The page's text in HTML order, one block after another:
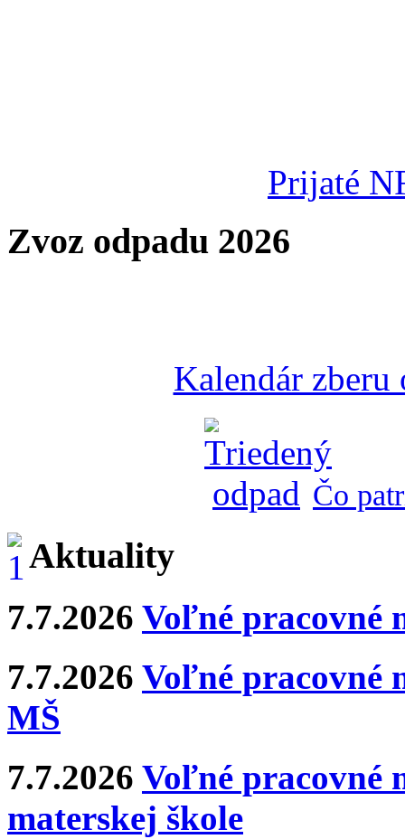
Prijaté
Zvoz odpadu 2026
Kalendár zberu
Čo
Aktuality
7.7.2026 Voľné pracovné
7.7.2026 Voľné pracovné
MŠ
7.7.2026 Voľné pracovné
materskej škole